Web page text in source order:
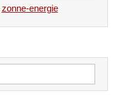
zonne-energie